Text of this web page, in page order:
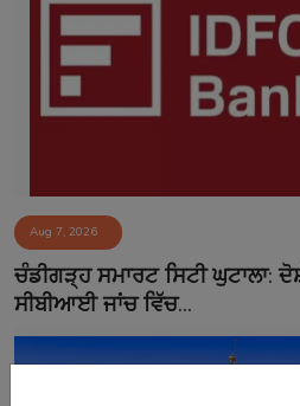
Aug 7, 2026
ਚੰਡੀਗੜ੍ਹ ਸਮਾਰਟ ਸਿਟੀ ਘੁਟਾਲਾ:
ਸੀਬੀਆਈ ਜਾਂਚ ਵਿੱਚ...